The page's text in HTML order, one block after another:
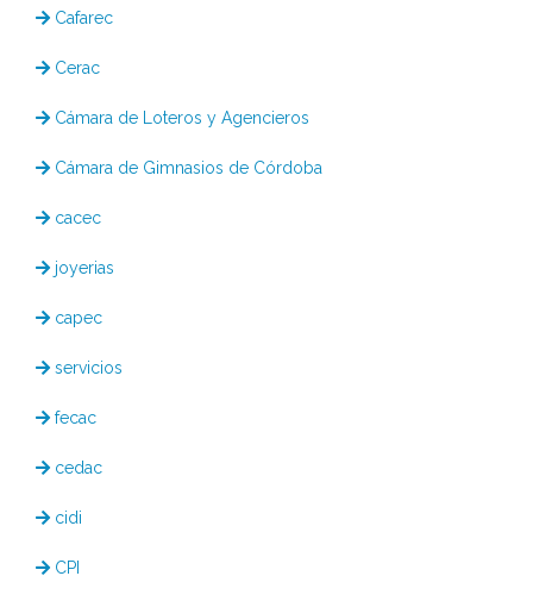
Cafarec
Cerac
Cámara de Loteros y Agencieros
Cámara de Gimnasios de Córdoba
cacec
joyerias
capec
servicios
fecac
cedac
cidi
CPI